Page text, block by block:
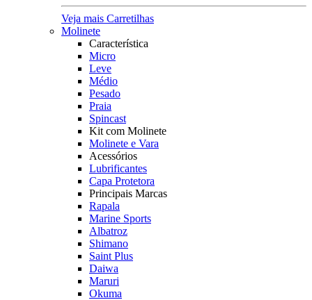
Veja mais Carretilhas
Molinete
Característica
Micro
Leve
Médio
Pesado
Praia
Spincast
Kit com Molinete
Molinete e Vara
Acessórios
Lubrificantes
Capa Protetora
Principais Marcas
Rapala
Marine Sports
Albatroz
Shimano
Saint Plus
Daiwa
Maruri
Okuma